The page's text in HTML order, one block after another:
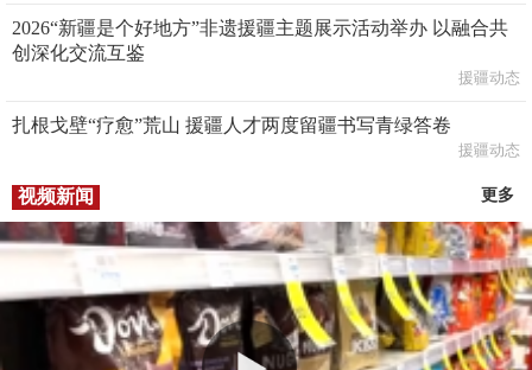
2026“新疆是个好地方”非遗援疆主题展示活动举办 以融合共
创深化交流互鉴
援疆动态
扎根戈壁“疗愈”荒山 援疆人才两度留疆书写青绿答卷
援疆动态
视频新闻 更多